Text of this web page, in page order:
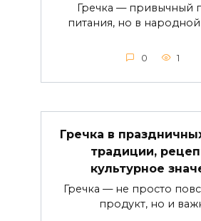
Гречка — привычный
питания, но в народной
0 1
Гречка в
традиции,
культурное
Гречка — не просто
продукт, но и